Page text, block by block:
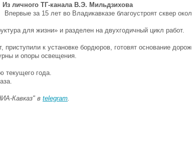
Из личного ТГ-канала В.Э. Мильдзихова
Впервые за 15 лет во Владикавказе благоустроят сквер
для жизни» и разделен на двухгодичный цикл работ.
к установке бордюров, готовят основание
и опоры освещения.
текущего года.
Кавказ" в telegram